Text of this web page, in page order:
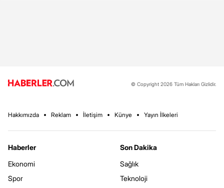
© Copyright 2026 Tüm Hakları Gizlidir.
Hakkımızda Reklam İletişim Künye Yayın İlkeleri
Haberler
Ekonomi
Spor
Son Dakika
Sağlık
Teknoloji